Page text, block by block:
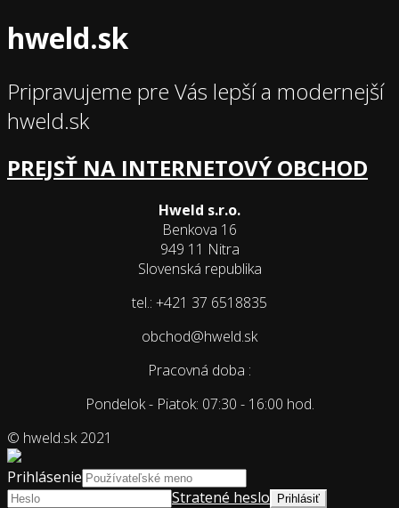
hweld.sk
Pripravujeme pre Vás lepší a modernejší
hweld.sk
PREJSŤ NA INTERNETOVÝ OBCHOD
Hweld s.r.o.
Benkova 16
949 11 Nitra
Slovenská republika
tel.: +421 37 6518835
obchod@hweld.sk
Pracovná doba :
Pondelok - Piatok: 07:30 - 16:00 hod.
© hweld.sk 2021
Prihlásenie
Stratené heslo